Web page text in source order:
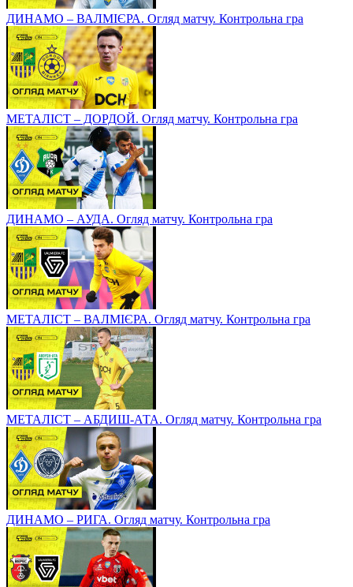
ДИНАМО – ВАЛМІЄРА. Огляд матчу. Контрольна гра
МЕТАЛІСТ – ДОРДОЙ. Огляд матчу. Контрольна гра
ДИНАМО – АУДА. Огляд матчу. Контрольна гра
МЕТАЛІСТ – ВАЛМІЄРА. Огляд матчу. Контрольна гра
МЕТАЛІСТ – АБДИШ-АТА. Огляд матчу. Контрольна гра
ДИНАМО – РИГА. Огляд матчу. Контрольна гра